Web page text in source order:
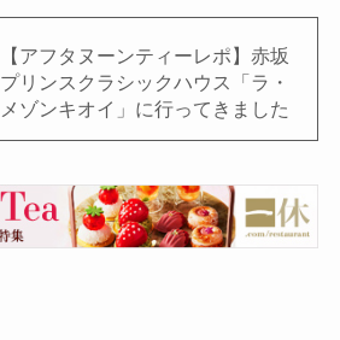
【アフタヌーンティーレポ】赤坂
プリンスクラシックハウス「ラ・
メゾンキオイ」に行ってきました